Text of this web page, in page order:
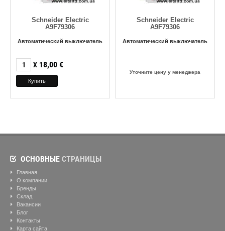
Schneider Electric
A9F79306
Автоматический выключатель
X 18,00 €
Schneider Electric
A9F79306
Автоматический выключатель
Уточните цену у менеджера
ОСНОВНЫЕ СТРАНИЦЫ
Главная
О компании
Бренды
Склад
Вакансии
Блог
Контакты
Карта сайта